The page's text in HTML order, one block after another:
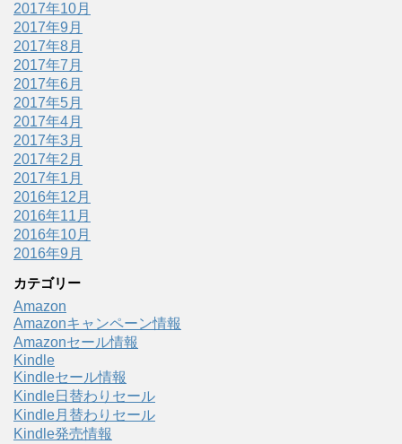
2017年10月
2017年9月
2017年8月
2017年7月
2017年6月
2017年5月
2017年4月
2017年3月
2017年2月
2017年1月
2016年12月
2016年11月
2016年10月
2016年9月
カテゴリー
Amazon
Amazonキャンペーン情報
Amazonセール情報
Kindle
Kindleセール情報
Kindle日替わりセール
Kindle月替わりセール
Kindle発売情報